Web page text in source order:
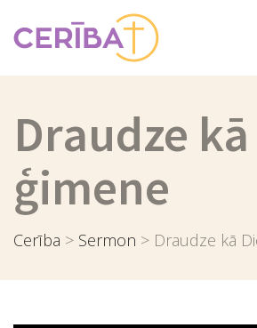
Draudze
ģimene
Cerība > Sermon > Draudze kā